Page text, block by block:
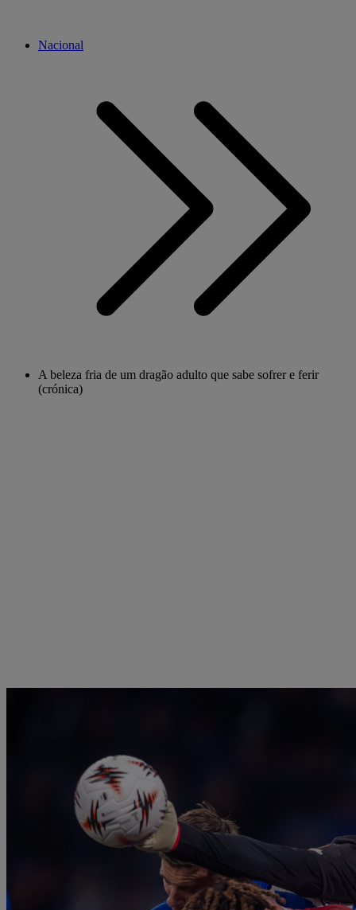
Nacional
A beleza fria de um dragão adulto que sabe sofrer e ferir
(crónica)